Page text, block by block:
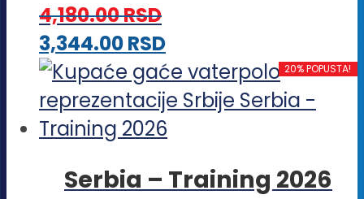
biti
izabrane
na
stranici
proizvoda.
4,180.00RSD
3,344.00RSDOvaj
proizvod
ima
više
Opcije
20% POPUSTA!
Serbia – Training 2026